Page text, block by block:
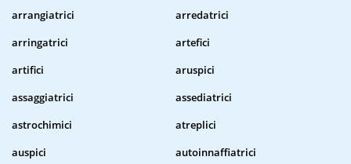
arrangiatrici
arredatrici
arringatrici
artefici
artifici
aruspici
assaggiatrici
assediatrici
astrochimici
atreplici
auspici
autoinnaffiatrici